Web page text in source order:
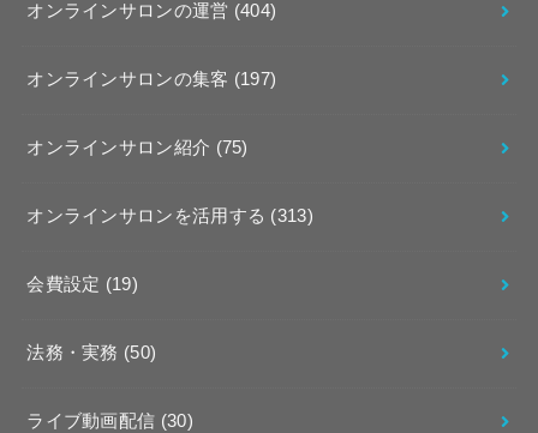
オンラインサロンの運営 (404)
オンラインサロンの集客 (197)
オンラインサロン紹介 (75)
オンラインサロンを活用する (313)
会費設定 (19)
法務・実務 (50)
ライブ動画配信 (30)